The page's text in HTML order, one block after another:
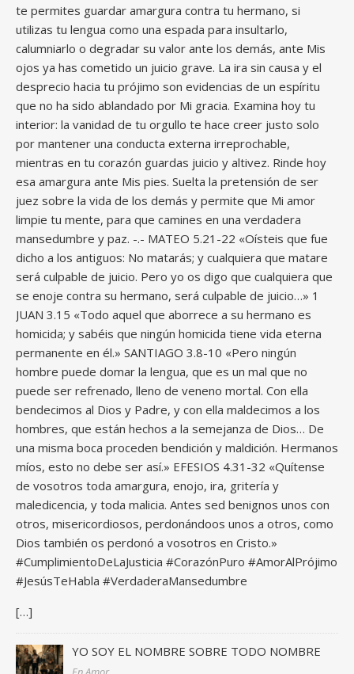
te permites guardar amargura contra tu hermano, si
utilizas tu lengua como una espada para insultarlo,
calumniarlo o degradar su valor ante los demás, ante Mis
ojos ya has cometido un juicio grave. La ira sin causa y el
desprecio hacia tu prójimo son evidencias de un espíritu
que no ha sido ablandado por Mi gracia. Examina hoy tu
interior: la vanidad de tu orgullo te hace creer justo solo
por mantener una conducta externa irreprochable,
mientras en tu corazón guardas juicio y altivez. Rinde hoy
esa amargura ante Mis pies. Suelta la pretensión de ser
juez sobre la vida de los demás y permite que Mi amor
limpie tu mente, para que camines en una verdadera
mansedumbre y paz. -.- MATEO 5.21-22 «Oísteis que fue
dicho a los antiguos: No matarás; y cualquiera que matare
será culpable de juicio. Pero yo os digo que cualquiera que
se enoje contra su hermano, será culpable de juicio…» 1
JUAN 3.15 «Todo aquel que aborrece a su hermano es
homicida; y sabéis que ningún homicida tiene vida eterna
permanente en él.» SANTIAGO 3.8-10 «Pero ningún
hombre puede domar la lengua, que es un mal que no
puede ser refrenado, lleno de veneno mortal. Con ella
bendecimos al Dios y Padre, y con ella maldecimos a los
hombres, que están hechos a la semejanza de Dios… De
una misma boca proceden bendición y maldición. Hermanos
míos, esto no debe ser así.» EFESIOS 4.31-32 «Quítense
de vosotros toda amargura, enojo, ira, gritería y
maledicencia, y toda malicia. Antes sed benignos unos con
otros, misericordiosos, perdonándoos unos a otros, como
Dios también os perdonó a vosotros en Cristo.»
#CumplimientoDeLaJusticia #CorazónPuro #AmorAlPrójimo
#JesúsTeHabla #VerdaderaMansedumbre
[…]
YO SOY EL NOMBRE SOBRE TODO NOMBRE